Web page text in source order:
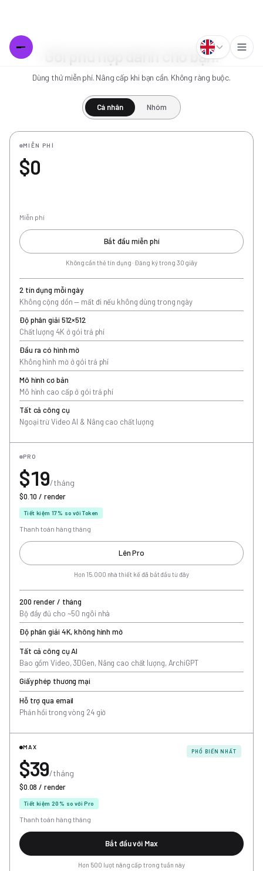
Gói phù hợp dành cho bạn.
Dùng thử miễn phí. Nâng cấp khi bạn cần. Không ràng buộc.
Cá nhân Nhóm
MIỄN PHÍ
$0
Miễn phí
Bắt đầu miễn phí
Không cần thẻ tín dụng · Đăng ký trong 30 giây
2 tín dụng mỗi ngày
Không cộng dồn — mất đi nếu không dùng trong ngày
Độ phân giải 512×512
Chất lượng 4K ở gói trả phí
Đầu ra có hình mờ
Không hình mờ ở gói trả phí
Mô hình cơ bản
Mô hình cao cấp ở gói trả phí
Tất cả công cụ
Ngoại trừ Video AI & Nâng cao chất lượng
PRO
$19/tháng
$0.10 / render
Tiết kiệm 17% so với Token
Thanh toán hàng tháng
Lên Pro
Hơn 15.000 nhà thiết kế đã bắt đầu từ đây
200 render / tháng
Bộ đầy đủ cho ~50 ngôi nhà
Độ phân giải 4K, không hình mờ
Tất cả công cụ AI
Bao gồm Video, 3DGen, Nâng cao chất lượng, ArchiGPT
Giấy phép thương mại
Hỗ trợ qua email
Phản hồi trong vòng 24 giờ
PHỔ BIẾN NHẤT
MAX
$39/tháng
$0.08 / render
Tiết kiệm 20% so với Pro
Thanh toán hàng tháng
Bắt đầu với Max
Hơn 500 lượt nâng cấp trong tuần này